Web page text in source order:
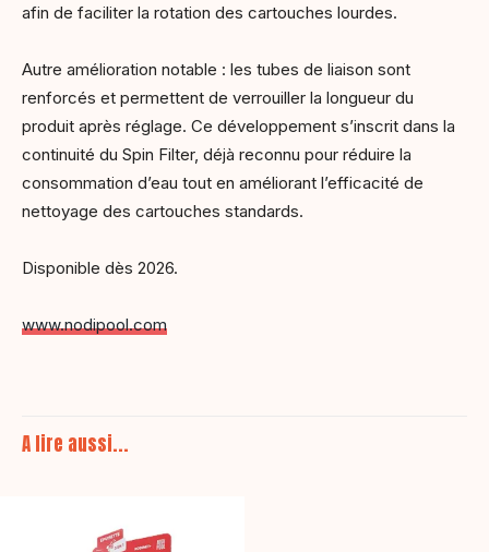
afin de faciliter la rotation des cartouches lourdes.
Autre amélioration notable : les tubes de liaison sont
renforcés et permettent de verrouiller la longueur du
produit après réglage. Ce développement s’inscrit dans la
continuité du Spin Filter, déjà reconnu pour réduire la
consommation d’eau tout en améliorant l’efficacité de
nettoyage des cartouches standards.
Disponible dès 2026.
www.nodipool.com
A lire aussi...